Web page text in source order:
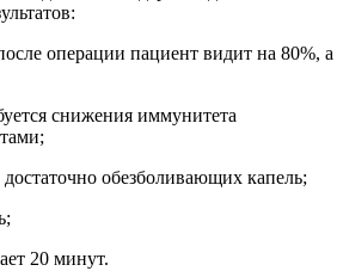
операции пациент видит на 80%, а
снижения иммунитета
достаточно обезболивающих капель;
20 минут.